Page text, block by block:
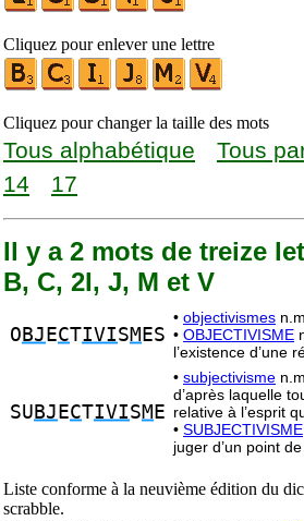
Cliquez pour enlever une lettre
Cliquez pour changer la taille des mots
Tous alphabétique Tous
14
17
Il y a 2 mots de treize
B, C, 2I, J, M et V
O BJ ECTIVISM ES
• objectivismes
• OBJECTIVISME
l’existence d’une
SU BJ ECTIVISM E
• subjectivisme
d’après laquelle
relative à l’esprit
• SUBJECTIVISME
juger d’un point
Liste conforme à la neuvième édition du
scrabble.